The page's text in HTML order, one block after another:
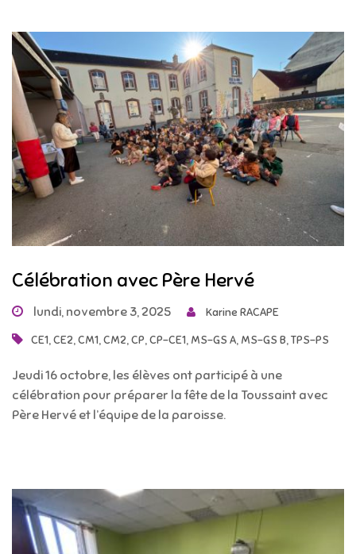
Célébration avec Père Hervé
lundi, novembre 3, 2025 Karine RACAPE
CE1,CE2,CM1,CM2,CP,CP-CE1, MS-GS A, MS-GS B,TPS-PS
Jeudi 16 octobre, les élèves ont participé à une
célébration pour préparer la fête de la Toussaint avec
Père Hervé et l’équipe de la paroisse.